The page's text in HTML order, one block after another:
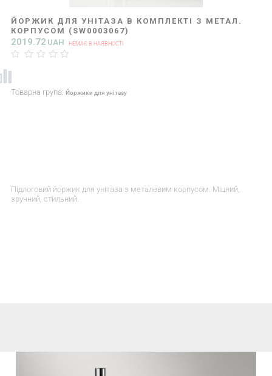
ЙОРЖИК ДЛЯ УНІТАЗА В КОМПЛЕКТІ З МЕТАЛ.
КОРПУСОМ (SW0003067)
2019.72 UAH НЕМАЄ В НАЯВНОСТІ
Товарна група: Йоржики для унітазу
Підлоговий йоржик для унітаза з металевим корпусом. Міцний,
зручний, стильний.